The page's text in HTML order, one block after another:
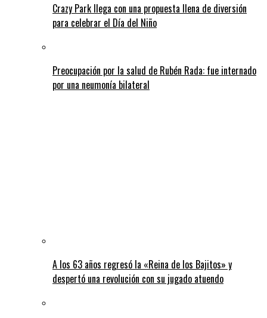
Crazy Park llega con una propuesta llena de diversión
para celebrar el Día del Niño
Preocupación por la salud de Rubén Rada: fue internado
por una neumonía bilateral
A los 63 años regresó la «Reina de los Bajitos» y
despertó una revolución con su jugado atuendo